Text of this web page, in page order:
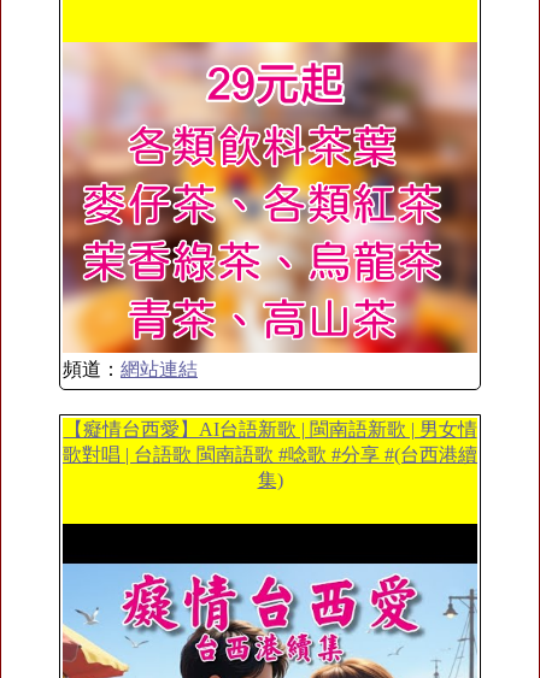
頻道： 網站連結
【癡情台西愛】AI台語新歌 | 閩南語新歌 | 男女情
歌對唱 | 台語歌 閩南語歌 #唸歌 #分享 #(台西港續
集)